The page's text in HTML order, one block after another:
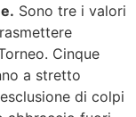
Sono tre i valori
Cinque
a stretto
di colpi